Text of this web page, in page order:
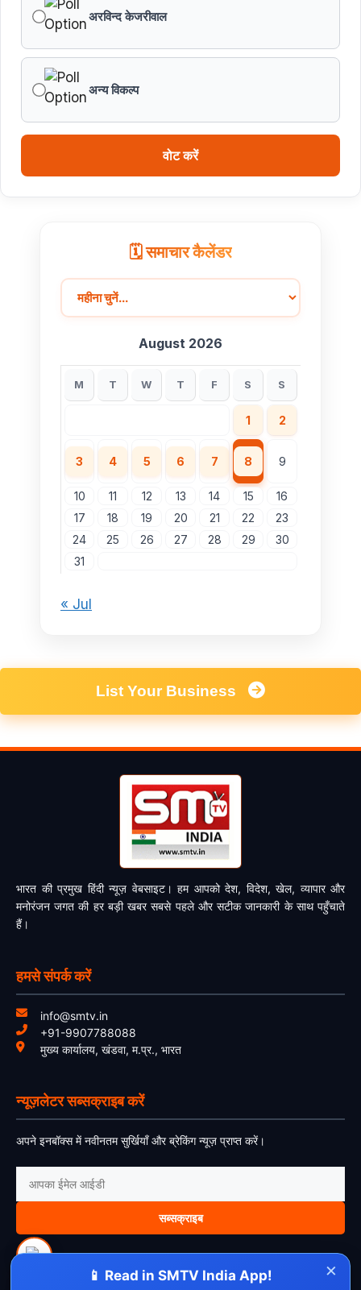
प्रत्येक शुक्रवार को दौरे पर रहेंगे अधिकारी : मुख्यमंत्री डॉ. यादव
हथकरघा, हमारी समृद्धशाली सांस्कृतिक विरासत, कौशल और
आत्मनिर्भरता का सशक्त प्रतीक है : मुख्यमंत्री डॉ. यादव
बधाई
स्वामीनाथन की जयंती पर किया नमन
अरविन्द केजरीवाल
अन्य विकल्प
वोट करें
🗓️ समाचार कैलेंडर
August 2026
M T W T F S S
1 2
3 4 5 6 7 8 9
10 11 12 13 14 15
16
17
18 19 20 21 22
23
24
25 26 27 28 29
30
31
« Jul
List Your Business
भारत की प्रमुख हिंदी न्यूज़ वेबसाइट। हम आपको देश, विदेश, खेल, व्यापार और
मनोरंजन जगत की हर बड़ी खबर सबसे पहले और सटीक जानकारी के साथ पहुँचाते
हैं।
हमसे संपर्क करें
info@smtv.in
+91-9907788088
मुख्य कार्यालय, खंडवा, म.प्र., भारत
न्यूज़लेटर सब्सक्राइब करें
अपने इनबॉक्स में नवीनतम सुर्खियाँ और ब्रेकिंग न्यूज़ प्राप्त करें।
सब्सक्राइब
×
📱 Read in SMTV India App!